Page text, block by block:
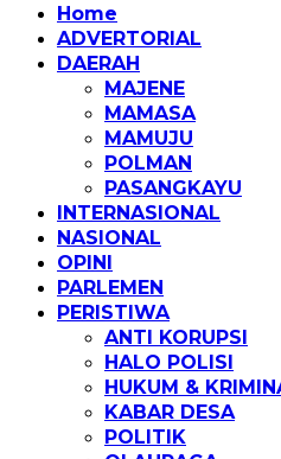
Home
ADVERTORIAL
DAERAH
MAJENE
MAMASA
MAMUJU
POLMAN
PASANGKAYU
INTERNASIONAL
NASIONAL
OPINI
PARLEMEN
PERISTIWA
ANTI KORUPSI
HALO POLISI
HUKUM &
KABAR DESA
POLITIK